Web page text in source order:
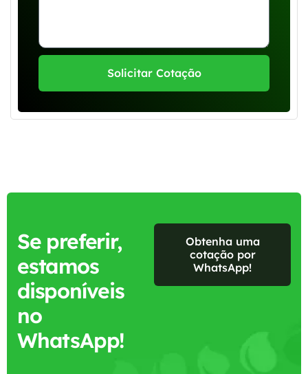
Solicitar Cotação
Se preferir,
estamos
disponíveis
no
WhatsApp!
Obtenha uma
cotação por
WhatsApp!